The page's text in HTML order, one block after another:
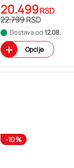
20.499RSD
22.799RSD
Dostava od 12.08.
Opcije
-10%